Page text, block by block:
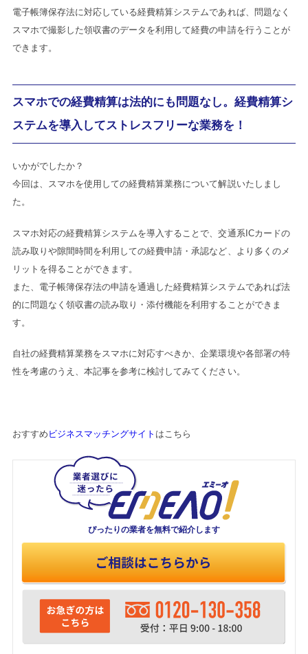
電子帳簿保存法に対応している経費精算システムであれば、問題なく
スマホで撮影した領収書のデータを利用して経費の申請を行うことが
できます。
スマホでの経費精算は法的にも問題なし。経費精算シ
ステムを導入してストレスフリーな業務を！
いかがでしたか？
今回は、スマホを使用しての経費精算業務について解説いたしまし
た。
スマホ対応の経費精算システムを導入することで、交通系ICカードの
読み取りや隙間時間を利用しての経費申請・承認など、より多くのメ
リットを得ることができます。
また、電子帳簿保存法の申請を通過した経費精算システムであれば法
的に問題なく領収書の読み取り・添付機能を利用することができま
す。
自社の経費精算業務をスマホに対応すべきか、企業環境や各部署の特
性を考慮のうえ、本記事を参考に検討してみてください。
おすすめ ビジネスマッチングサイト はこちら
ぴったりの業者を無料で紹介します